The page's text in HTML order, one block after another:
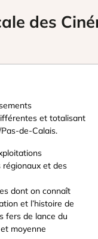
des
et totalisant
de-Calais.
et des
dont on connaît
et l’histoire de
fers de lance du
moyenne